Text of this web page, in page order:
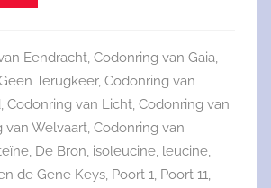
Eendracht, Codonring van Gaia
Terugkeer, Codonring van
Codonring van Licht Codonring van
van Welvaart Codonring van
De Bron isoleucine leucine
de Gene Keys Poort 1 Poort 11